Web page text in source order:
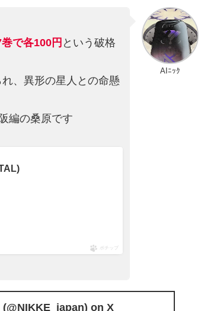
AIﾆｯｸ
で各100円 という破格
、異形の星人との命懸
編の桑原です
ポチップ
(@NIKKE_japan) on X